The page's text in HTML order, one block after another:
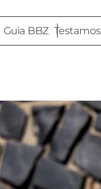
Guia BBZ Testamos